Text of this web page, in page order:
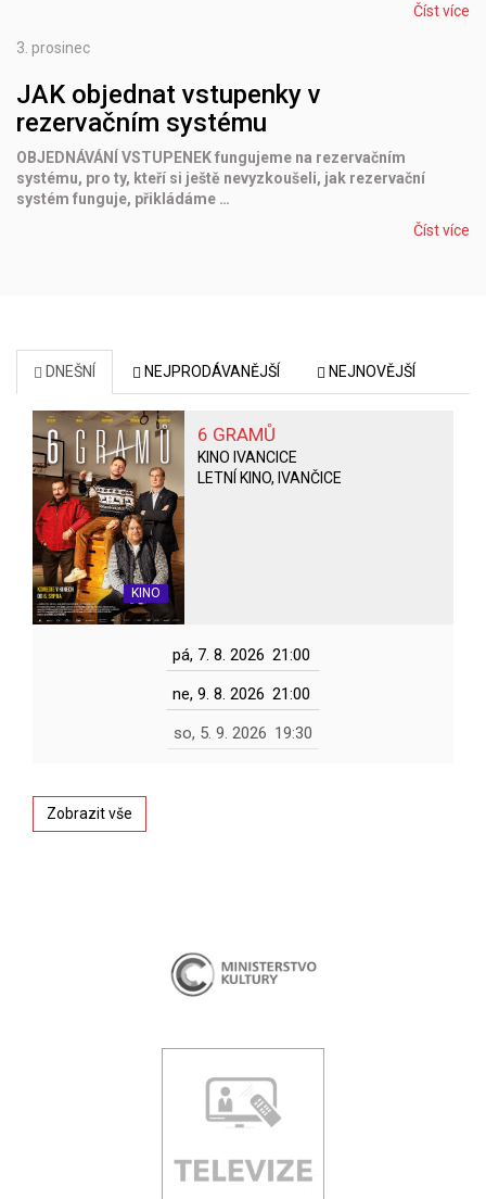
Číst více
3. prosinec
JAK objednat vstupenky v
rezervačním systému
OBJEDNÁVÁNÍ VSTUPENEK fungujeme na rezervačním
systému, pro ty, kteří si ještě nevyzkoušeli, jak rezervační
systém funguje, přikládáme …
Číst více
DNEŠNÍ NEJPRODÁVANĚJŠÍ NEJNOVĚJŠÍ
KINO
6 GRAMŮ
KINO IVANCICE
LETNÍ KINO, IVANČICE
pá, 7. 8. 2026 21:00
ne, 9. 8. 2026 21:00
so, 5. 9. 2026 19:30
Zobrazit vše